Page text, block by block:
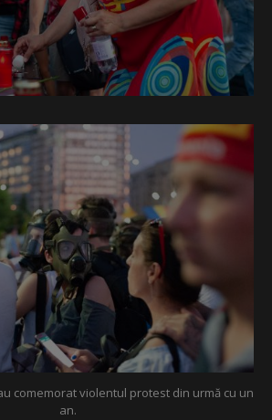
comemorat violentul protest din urmă cu un
an.